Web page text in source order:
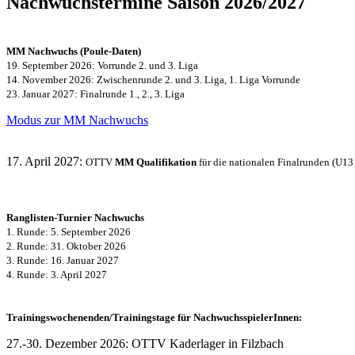
MM Nachwuchs (Poule-Daten)
19. September 2026: Vorrunde 2. und 3. Liga
14. November 2026: Zwischenrunde 2. und 3. Liga, 1. Liga Vorrunde
23. Januar 2027: Finalrunde 1., 2., 3. Liga
Modus zur MM Nachwuchs
17. April 2027: OTTV MM Qualifikation für die nationalen Finalrunden
Ranglisten-Turnier Nachwuchs
1. Runde: 5. September 2026
2. Runde: 31. Oktober 2026
3. Runde: 16. Januar 2027
4. Runde: 3. April 2027
Trainingswochenenden/Trainingstage für NachwuchsspielerInnen:
27.-30. Dezember 2026: OTTV Kaderlager in Filzbach